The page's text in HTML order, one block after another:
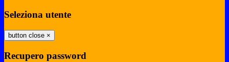
Seleziona utente
button close ×
Recupero password